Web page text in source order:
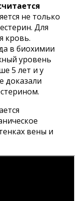
не только
Для
кровь.
в биохимии
уровень
5 лет и у
доказали
вены и